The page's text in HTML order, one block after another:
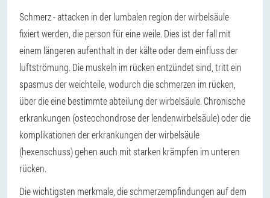
Schmerz - attacken in der lumbalen region der wirbelsäule
fixiert werden, die person für eine weile. Dies ist der fall mit
einem längeren aufenthalt in der kälte oder dem einfluss der
luftströmung. Die muskeln im rücken entzündet sind, tritt ein
spasmus der weichteile, wodurch die schmerzen im rücken,
über die eine bestimmte abteilung der wirbelsäule. Chronische
erkrankungen (osteochondrose der lendenwirbelsäule) oder die
komplikationen der erkrankungen der wirbelsäule
(hexenschuss) gehen auch mit starken krämpfen im unteren
rücken.
Die wichtigsten merkmale, die schmerzempfindungen auf dem